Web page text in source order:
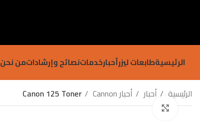
الرئيسيةطابعات ليزرأحبارخدماتنصائح وإرشاداتمن نحن
الرئيسية أحبار أحبار Cannon Canon 125 Toner
Click to enlarge